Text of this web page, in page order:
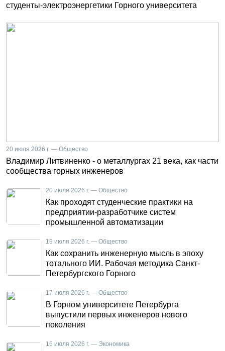
студенты-электроэнергетики Горного университета
20 июля 2026 г. — Общество
Владимир Литвиненко - о металлургах 21 века, как части
сообщества горных инженеров
20 июля 2026 г. — Общество
Как проходят студенческие практики на
предприятии-разработчике систем
промышленной автоматизации
19 июля 2026 г. — Общество
Как сохранить инженерную мысль в эпоху
тотального ИИ. Рабочая методика Санкт-
Петербургского Горного
17 июля 2026 г. — Общество
В Горном университете Петербурга
выпустили первых инженеров нового
поколения
16 июля 2026 г. — Экономика